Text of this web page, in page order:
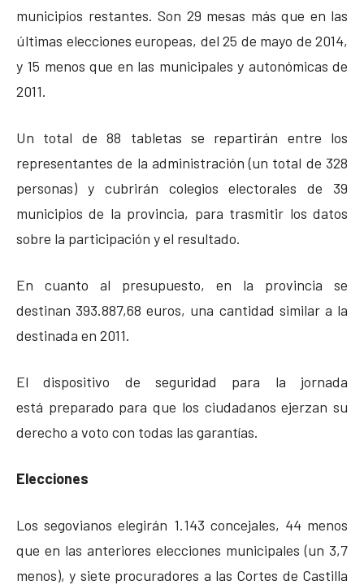
municipios restantes. Son 29 mesas más que en las
últimas elecciones europeas, del 25 de mayo de 2014,
y 15 menos que en las municipales y autonómicas de
2011.
Un total de 88 tabletas se repartirán entre los
representantes de la administración (un total de 328
personas) y cubrirán colegios electorales de 39
municipios de la provincia, para trasmitir los datos
sobre la participación y el resultado.
En cuanto al presupuesto, en la provincia se
destinan 393.887,68 euros, una cantidad similar a la
destinada en 2011.
El dispositivo de seguridad para la jornada
está preparado para que los ciudadanos ejerzan su
derecho a voto con todas las garantías.
Elecciones
Los segovianos elegirán 1.143 concejales, 44 menos
que en las anteriores elecciones municipales (un 3,7
menos), y siete procuradores a las Cortes de Castilla